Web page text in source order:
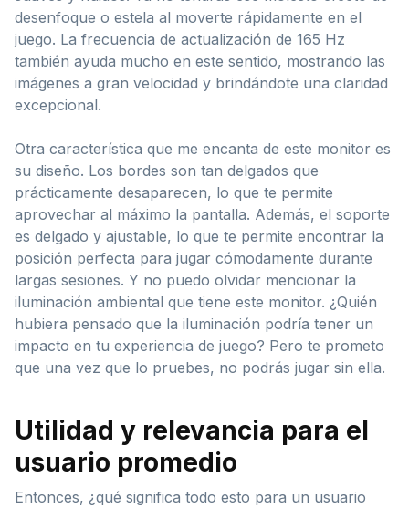
desenfoque o estela al moverte rápidamente en el
juego. La frecuencia de actualización de 165 Hz
también ayuda mucho en este sentido, mostrando las
imágenes a gran velocidad y brindándote una claridad
excepcional.
Otra característica que me encanta de este monitor es
su diseño. Los bordes son tan delgados que
prácticamente desaparecen, lo que te permite
aprovechar al máximo la pantalla. Además, el soporte
es delgado y ajustable, lo que te permite encontrar la
posición perfecta para jugar cómodamente durante
largas sesiones. Y no puedo olvidar mencionar la
iluminación ambiental que tiene este monitor. ¿Quién
hubiera pensado que la iluminación podría tener un
impacto en tu experiencia de juego? Pero te prometo
que una vez que lo pruebes, no podrás jugar sin ella.
Utilidad y relevancia para el
usuario promedio
Entonces, ¿qué significa todo esto para un usuario